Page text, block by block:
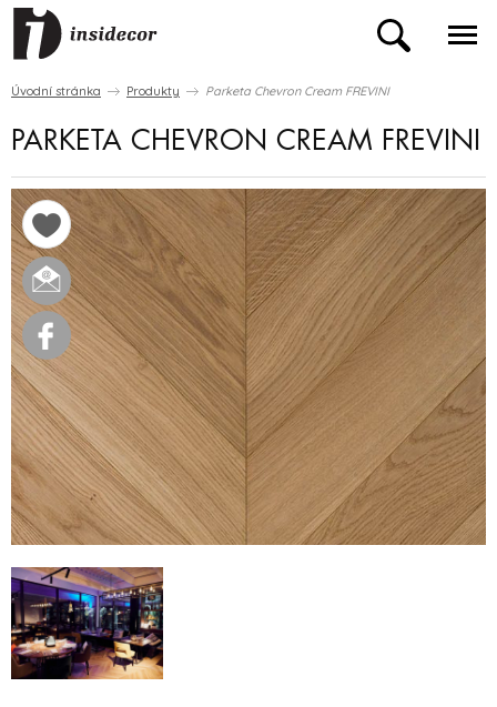
Úvodní stránka Produkty Parketa Chevron Cream FREVINI
PARKETA CHEVRON CREAM FREVINI